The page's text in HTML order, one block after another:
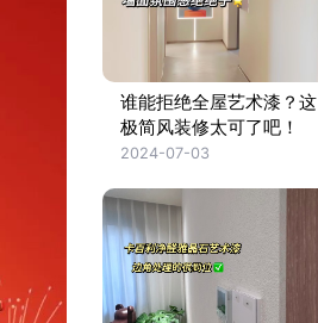
谁能拒绝全屋艺术漆？这
极简风装修太可了吧！
2024-07-03